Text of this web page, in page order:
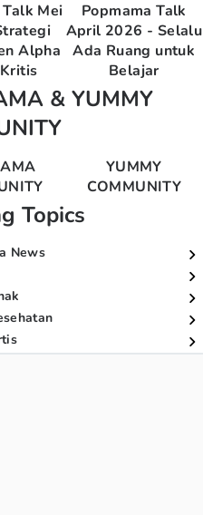
Mei
Alpha
Popmama Talk
April 2026 - Selalu
Ada Ruang untuk
Belajar
& YUMMY
YUMMY
COMMUNITY
Topics
News